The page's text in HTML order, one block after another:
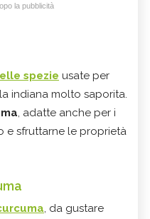
la pubblicità
spezie usate per
indiana molto saporita.
, adatte anche per i
e sfruttarne le proprietà
, da gustare